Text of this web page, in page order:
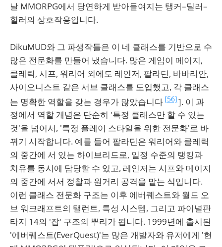
날 MMORPG에서 당연하게 받아들여지는 탱커–딜러–
힐러의 상호작용입니다.
DikuMUD와 그 파생작들은 이 네 클래스를 기반으로 수
많은 전문화를 만들어 냈습니다. 많은 게임이 메이지,
클레릭, 시프, 워리어 외에도 레인저, 팔라딘, 바바리안,
사이오니스트 같은 서브 클래스를 도입했고, 각 클래스
는 명확한 역할을 갖는 경우가 많았습니다 [56]]. 이 과
정에서 역할 개념은 단순히 '특정 클래스만 할 수 있는
것'을 넘어서, '특정 플레이 스타일을 위한 전문화'로 바
뀌기 시작합니다. 예를 들어 팔라딘은 워리어와 클레릭
의 중간에 서 있는 하이브리드로, 일정 수준의 탱킹과
치유를 동시에 담당할 수 있고, 레인저는 시프와 메이지
의 중간에 서서 정찰과 원거리 공격을 맡는 식입니다.
이런 클래스 전문화 구조는 이후 에버퀘스트와 월드 오
브 워크래프트의 탤런트, 특성 시스템, 그리고 파이널판
타지 14의 '잡' 구조의 뿌리가 됩니다. 1999년에 출시된
'에버퀘스트(EverQuest)'는 많은 개발자와 유저에게 '현